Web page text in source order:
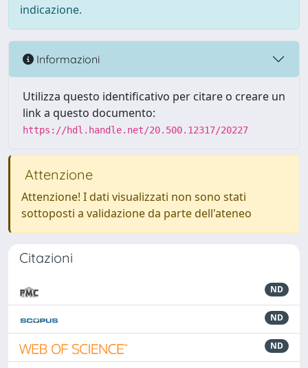
indicazione.
Informazioni
Utilizza questo identificativo per citare o creare un
link a questo documento:
https://hdl.handle.net/20.500.12317/20227
Attenzione
Attenzione! I dati visualizzati non sono stati
sottoposti a validazione da parte dell'ateneo
Citazioni
ND
ND
ND